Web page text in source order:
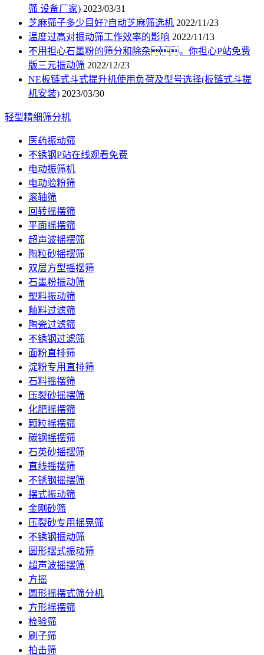
筛 设备厂家) 2023/03/31
芝麻筛子多少目好?自动芝麻筛选机 2022/11/23
温度过高对振动筛工作效率的影响 2022/11/13
不用担心石墨粉的筛分和除杂。你担心P站免费
版三元振动筛 2022/12/23
NE板链式斗式提升机使用负荷及型号选择(板链式斗提
机安装) 2023/03/30
轻型精细筛分机
医药振动筛
不锈钢P站在线观看免费
电动振筛机
电动验粉筛
滚轴筛
回转摇摆筛
平面摇摆筛
超声波摇摆筛
陶粒砂摇摆筛
双层方型摇摆筛
石墨粉振动筛
塑料振动筛
釉料过滤筛
陶瓷过滤筛
不锈钢过滤筛
面粉直排筛
淀粉专用直排筛
石料摇摆筛
压裂砂摇摆筛
化肥摇摆筛
颗粒摇摆筛
碳钢摇摆筛
石英砂摇摆筛
直线摇摆筛
不锈钢摇摆筛
摆式振动筛
金刚砂筛
压裂砂专用摇晃筛
不锈钢振动筛
圆形摆式振动筛
超声波摇摆筛
方摇
圆形摇摆式筛分机
方形摇摆筛
检验筛
刷子筛
拍击筛